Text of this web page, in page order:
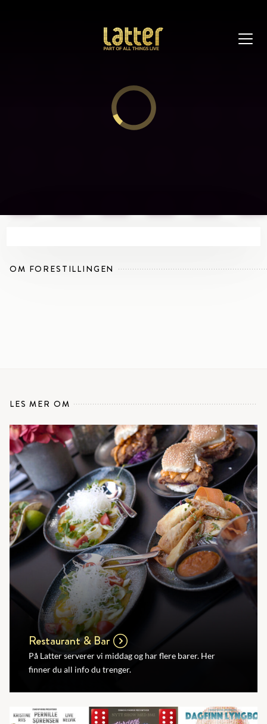
OM FORESTILLINGEN
LES MER OM
Restaurant & Bar
På Latter serverer vi middag og har flere barer. Her
finner du all info du trenger.